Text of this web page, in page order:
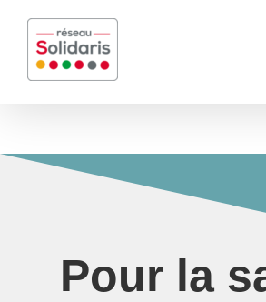
contenu
Pour la